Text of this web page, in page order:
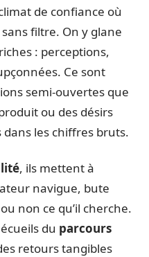
de confiance où
filtre. On y glane
riches : perceptions,
Ce sont
semi-ouvertes que
ou des désirs
les chiffres bruts.
, ils mettent à
navigue, bute
non ce qu’il cherche.
du parcours
retours tangibles